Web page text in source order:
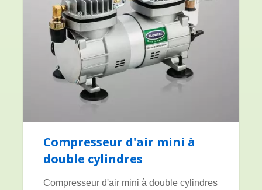
Compresseur d'air mini à
double cylindres
Compresseur d'air mini à double cylindres